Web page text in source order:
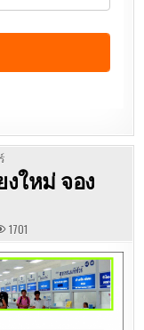
งใหม่ จอง
1701